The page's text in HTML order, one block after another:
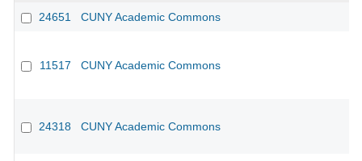
24651
CUNY Academic Commons
11517 CUNY Academic Commons
24318 CUNY Academic Commons